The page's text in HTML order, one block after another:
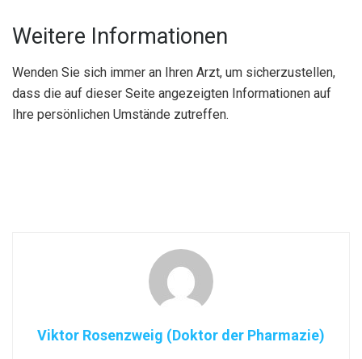
Weitere Informationen
Wenden Sie sich immer an Ihren Arzt, um sicherzustellen,
dass die auf dieser Seite angezeigten Informationen auf
Ihre persönlichen Umstände zutreffen.
Viktor Rosenzweig (Doktor der Pharmazie)